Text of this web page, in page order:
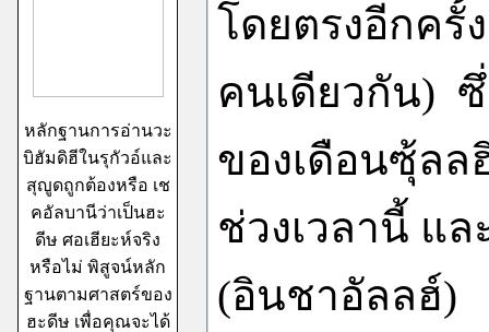
หลักฐานการอ่านวะ
บิฮัมดิฮีในรุกัวอ์และ
สุญูดถูกต้องหรือ เช
คอัลบานีว่าเป็นฮะ
ดีษ ศอเฮียะห์จริง
หรือไม่ พิสูจน์หลัก
ฐานตามศาสตร์ของ
ฮะดีษ เพื่อคุณจะได้
โดยตรงอีกครั้
คนเดียวกัน)
ของเดือนซุ้ลล
ช่วงเวลานี้ แ
(อินชาอัลลฮ์)